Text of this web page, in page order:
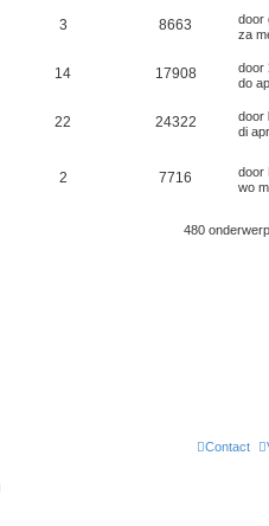
3 8663 door
za
14 17908 door
do
22 24322 door
di
2 7716 door
wo
480
Contact